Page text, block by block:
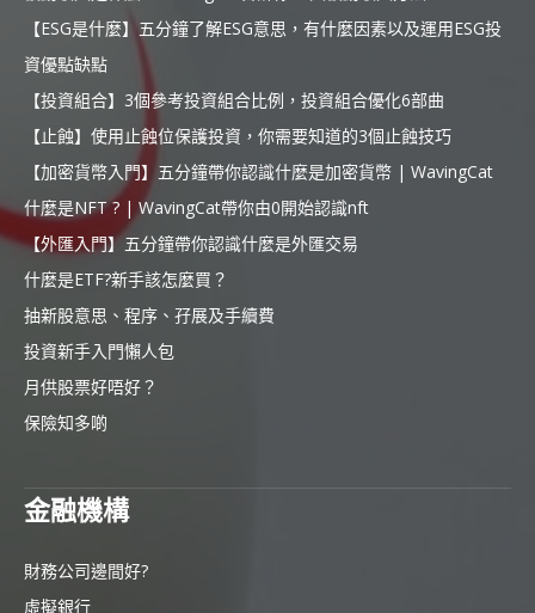
【ESG是什麼】五分鐘了解ESG意思，有什麼因素以及運用ESG投
資優點缺點
【投資組合】3個參考投資組合比例，投資組合優化6部曲
【止蝕】使用止蝕位保護投資，你需要知道的3個止蝕技巧
【加密貨幣入門】五分鐘帶你認識什麼是加密貨幣 | WavingCat
什麼是NFT ? | WavingCat帶你由0開始認識nft
【外匯入門】五分鐘帶你認識什麼是外匯交易
什麼是ETF?新手該怎麼買？
抽新股意思、程序、孖展及手續費
投資新手入門懶人包
月供股票好唔好？
保險知多啲
金融機構
財務公司邊間好?
虛擬銀行